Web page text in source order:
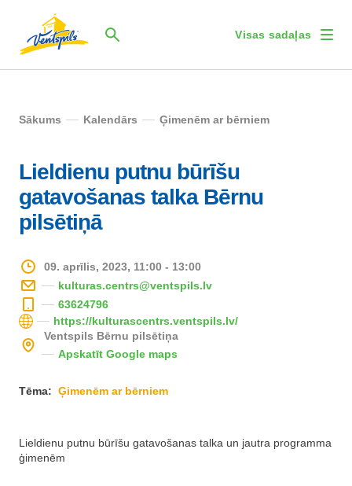
Visas sadaļas
Sākums Kalendārs Ģimenēm ar bērniem
Lieldienu putnu būrīšu
gatavošanas talka Bērnu
pilsētiņā
09. aprīlis, 2023, 11:00 - 13:00
kulturas.centrs@ventspils.lv
63624796
https://kulturascentrs.ventspils.lv/
Ventspils Bērnu pilsētiņa
Apskatīt Google maps
Tēma: Ģimenēm ar bērniem
Lieldienu putnu būrīšu gatavošanas talka un jautra programma
ģimenēm